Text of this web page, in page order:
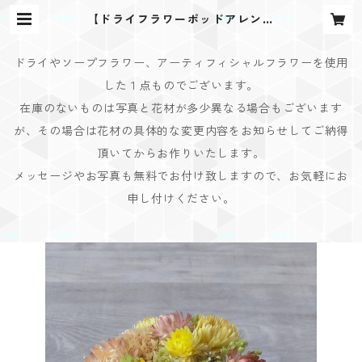
【ドライフラワーポッドアレンジ
ケデザイン)
ドライやソープフラワー、アーティフィシャルフラワーを使用
した１点ものでございます。
在庫のないものは写真と花材が多少異なる場合もございます
が、その場合は花材の具体的な変更内容をお知らせしてご納得
頂いてからお作りいたします。
メッセージやお写真も無料でお付け致しますので、お気軽にお
申し付けください。